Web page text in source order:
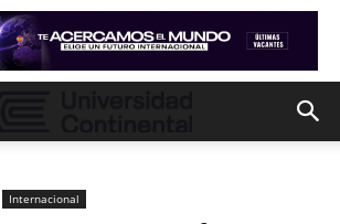
Internacional